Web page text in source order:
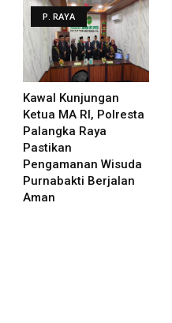
P. RAYA
Kawal Kunjungan
Ketua MA RI, Polresta
Palangka Raya
Pastikan
Pengamanan Wisuda
Purnabakti Berjalan
Aman